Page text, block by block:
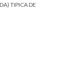
TIPICA DE